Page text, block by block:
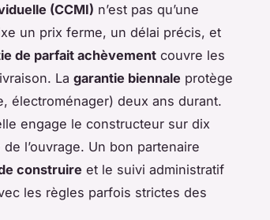
(CCMI) n’est pas qu’une
un prix ferme, un délai précis, et
de parfait achèvement couvre les
La garantie biennale protège
électroménager) deux ans durant.
engage le constructeur sur dix
l’ouvrage. Un bon partenaire
construire et le suivi administratif
les règles parfois strictes des